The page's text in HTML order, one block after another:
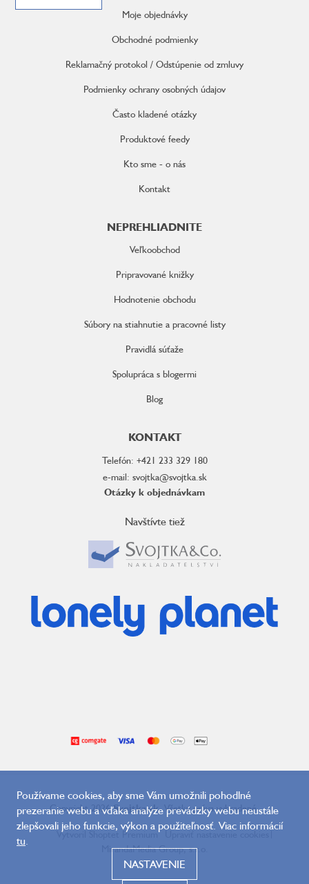
Používame cookies, aby sme Vám umožnili pohodlné
prezeranie webu a vďaka analýze prevádzky webu neustále
zlepšovali jeho funkcie, výkon a použiteľnosť. Viac informácií
tu.
NASTAVENIE
Moje objednávky
Obchodné podmienky
Reklamačný protokol / Odstúpenie od zmluvy
Podmienky ochrany osobných údajov
Často kladené otázky
Produktové feedy
Kto sme - o nás
Kontakt
NEPREHLIADNITE
Veľkoobchod
Pripravované knižky
Hodnotenie obchodu
Súbory na stiahnutie a pracovné listy
Pravidlá súťaže
Spolupráca s blogermi
Blog
KONTAKT
Telefón: +421 233 329 180
e-mail: svojtka@svojtka.sk
Otázky k objednávkam
Navštívte tiež
Copyright 2026Svojtka.sk. Všetky práva vyhradené.
Vytvoril Shoptet Premium
MirandaMedia Group, s.r.o.